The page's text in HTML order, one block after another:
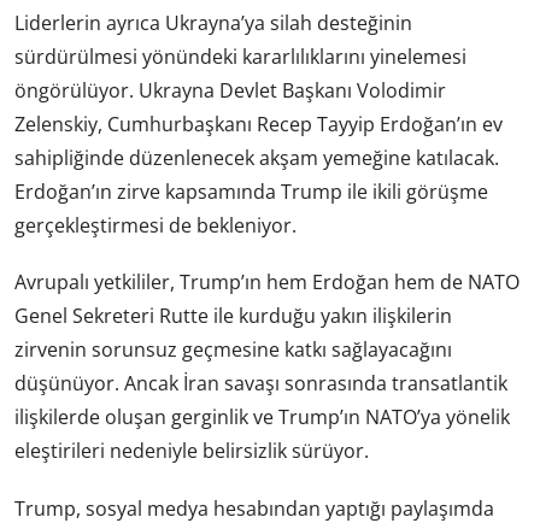
Liderlerin ayrıca Ukrayna’ya silah desteğinin
sürdürülmesi yönündeki kararlılıklarını yinelemesi
öngörülüyor. Ukrayna Devlet Başkanı Volodimir
Zelenskiy, Cumhurbaşkanı Recep Tayyip Erdoğan’ın ev
sahipliğinde düzenlenecek akşam yemeğine katılacak.
Erdoğan’ın zirve kapsamında Trump ile ikili görüşme
gerçekleştirmesi de bekleniyor.
Avrupalı yetkililer, Trump’ın hem Erdoğan hem de NATO
Genel Sekreteri Rutte ile kurduğu yakın ilişkilerin
zirvenin sorunsuz geçmesine katkı sağlayacağını
düşünüyor. Ancak İran savaşı sonrasında transatlantik
ilişkilerde oluşan gerginlik ve Trump’ın NATO’ya yönelik
eleştirileri nedeniyle belirsizlik sürüyor.
Trump, sosyal medya hesabından yaptığı paylaşımda